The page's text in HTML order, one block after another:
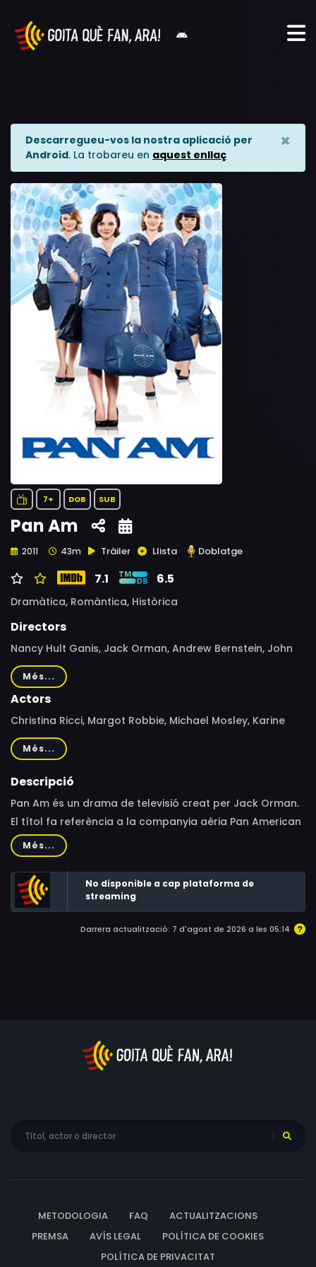
Descarregueu-vos la nostra aplicació per
Android. La trobareu en aquest enllaç
×
7+ DOB SUB
Pan Am
2011 43m Tràiler Llista Doblatge
7.1 6.5
Dramàtica, Romàntica, Històrica
Directors
Nancy Hult Ganis, Jack Orman, Andrew Bernstein, John
Fortenberry, Thomas Schlamme, Alex Graves,
Christopher Misiano, Matthew Penn
Més...
Actors
Christina Ricci, Margot Robbie, Michael Mosley, Karine
Vanasse, Mike Vogel, Kelli Garner, Jeremy Davidson
Més...
Descripció
Pan Am és un drama de televisió creat per Jack Orman.
El títol fa referència a la companyia aèria Pan American
World Airways, i narra les històries dels pilots i hostesses
de l'aerolínia a principis dels anys 60 durant la guerra
freda i els primers vols comercials.
Més...
No disponible a cap plataforma de
streaming
Darrera actualització: 7 d'agost de 2026 a les 05:14
METODOLOGIA FAQ
ACTUALITZACIONS
PREMSA
AVÍS LEGAL
POLÍTICA DE COOKIES
POLÍTICA DE PRIVACITAT